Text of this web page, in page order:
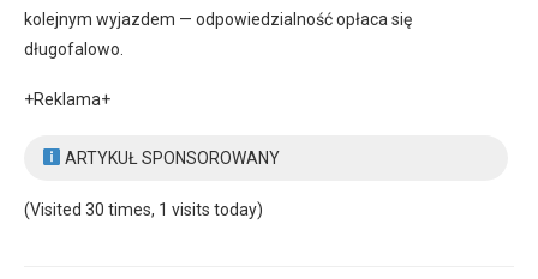
kolejnym wyjazdem — odpowiedzialność opłaca się
długofalowo.
+Reklama+
ARTYKUŁ SPONSOROWANY
(Visited 30 times, 1 visits today)